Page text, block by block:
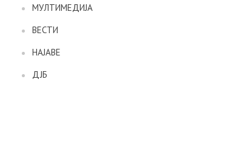
МУЛТИМЕДИЈА
ВЕСТИ
НАЈАВЕ
ДЈБ